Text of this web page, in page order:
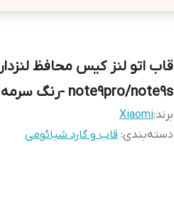
قاب اتو لنز کیس محافظ
note9pro/note9s -رنگ سرمه ای
برند:Xiaomi
دسته‌بندی: قاب و گارد شیائومی